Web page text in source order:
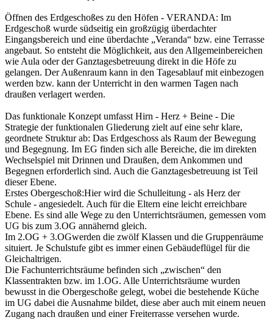
Öffnen des Erdgeschoßes zu den Höfen - VERANDA: Im
Erdgeschoß wurde südseitig ein großzügig überdachter
Eingangsbereich und eine überdachte „Veranda“ bzw. eine Terrasse
angebaut. So entsteht die Möglichkeit, aus den Allgemeinbereichen
wie Aula oder der Ganztagesbetreuung direkt in die Höfe zu
gelangen. Der Außenraum kann in den Tagesablauf mit einbezogen
werden bzw. kann der Unterricht in den warmen Tagen nach
draußen verlagert werden.
Das funktionale Konzept umfasst Hirn - Herz + Beine - Die
Strategie der funktionalen Gliederung zielt auf eine sehr klare,
geordnete Struktur ab: Das Erdgeschoss als Raum der Bewegung
und Begegnung. Im EG finden sich alle Bereiche, die im direkten
Wechselspiel mit Drinnen und Draußen, dem Ankommen und
Begegnen erforderlich sind. Auch die Ganztagesbetreuung ist Teil
dieser Ebene.
Erstes Obergeschoß:Hier wird die Schulleitung - als Herz der
Schule - angesiedelt. Auch für die Eltern eine leicht erreichbare
Ebene. Es sind alle Wege zu den Unterrichtsräumen, gemessen vom
UG bis zum 3.OG annähernd gleich.
Im 2.OG + 3.OGwerden die zwölf Klassen und die Gruppenräume
situiert. Je Schulstufe gibt es immer einen Gebäudeflügel für die
Gleichaltrigen.
Die Fachunterrichtsräume befinden sich „zwischen“ den
Klassentrakten bzw. im 1.OG. Alle Unterrichtsräume wurden
bewusst in die Obergeschoße gelegt, wobei die bestehende Küche
im UG dabei die Ausnahme bildet, diese aber auch mit einem neuen
Zugang nach draußen und einer Freiterrasse versehen wurde.